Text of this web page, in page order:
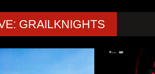
GRAILKNIGHTS